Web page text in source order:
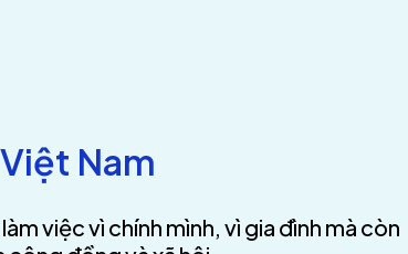
Nam
việc vì chính mình, vì gia đình mà còn